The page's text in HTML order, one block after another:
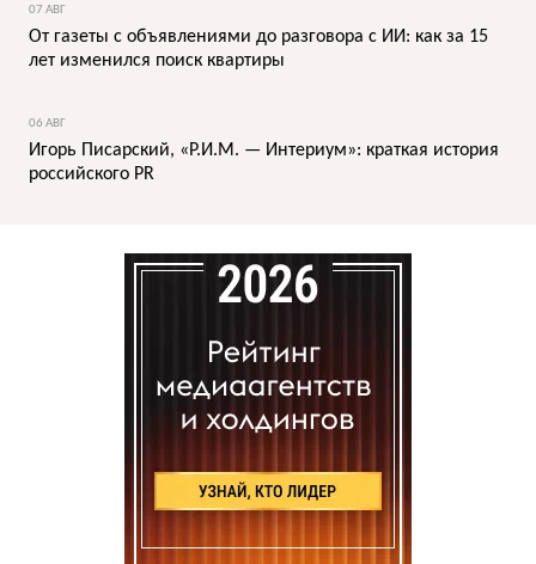
07 АВГ
От газеты с объявлениями до разговора с ИИ: как за 15
лет изменился поиск квартиры
06 АВГ
Игорь Писарский, «Р.И.М. — Интериум»: краткая история
российского PR